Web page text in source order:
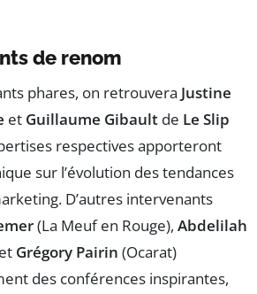
de renom
phares, on retrouvera Justine
et Guillaume Gibault de Le Slip
respectives apporteront
sur l’évolution des tendances
D’autres intervenants
(La Meuf en Rouge), Abdelilah
Grégory Pairin (Ocarat)
des conférences inspirantes,